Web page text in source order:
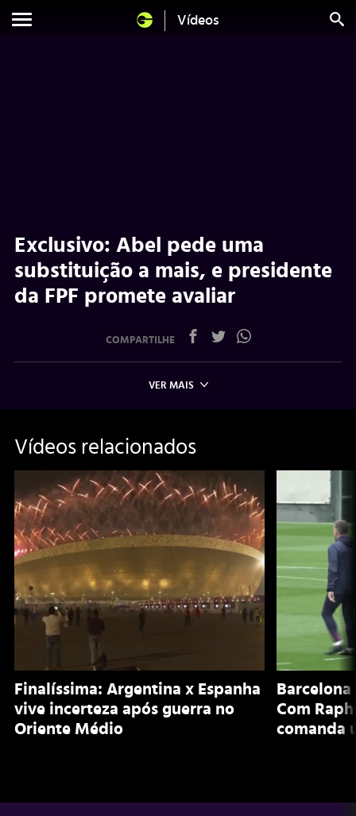
Vídeos
Exclusivo: Abel pede uma
substituição a mais, e presidente
da FPF promete avaliar
COMPARTILHE
VER MAIS
Vídeos relacionados
Finalíssima: Argentina x Espanha
vive incerteza após guerra no
Oriente Médio
Com
comanda